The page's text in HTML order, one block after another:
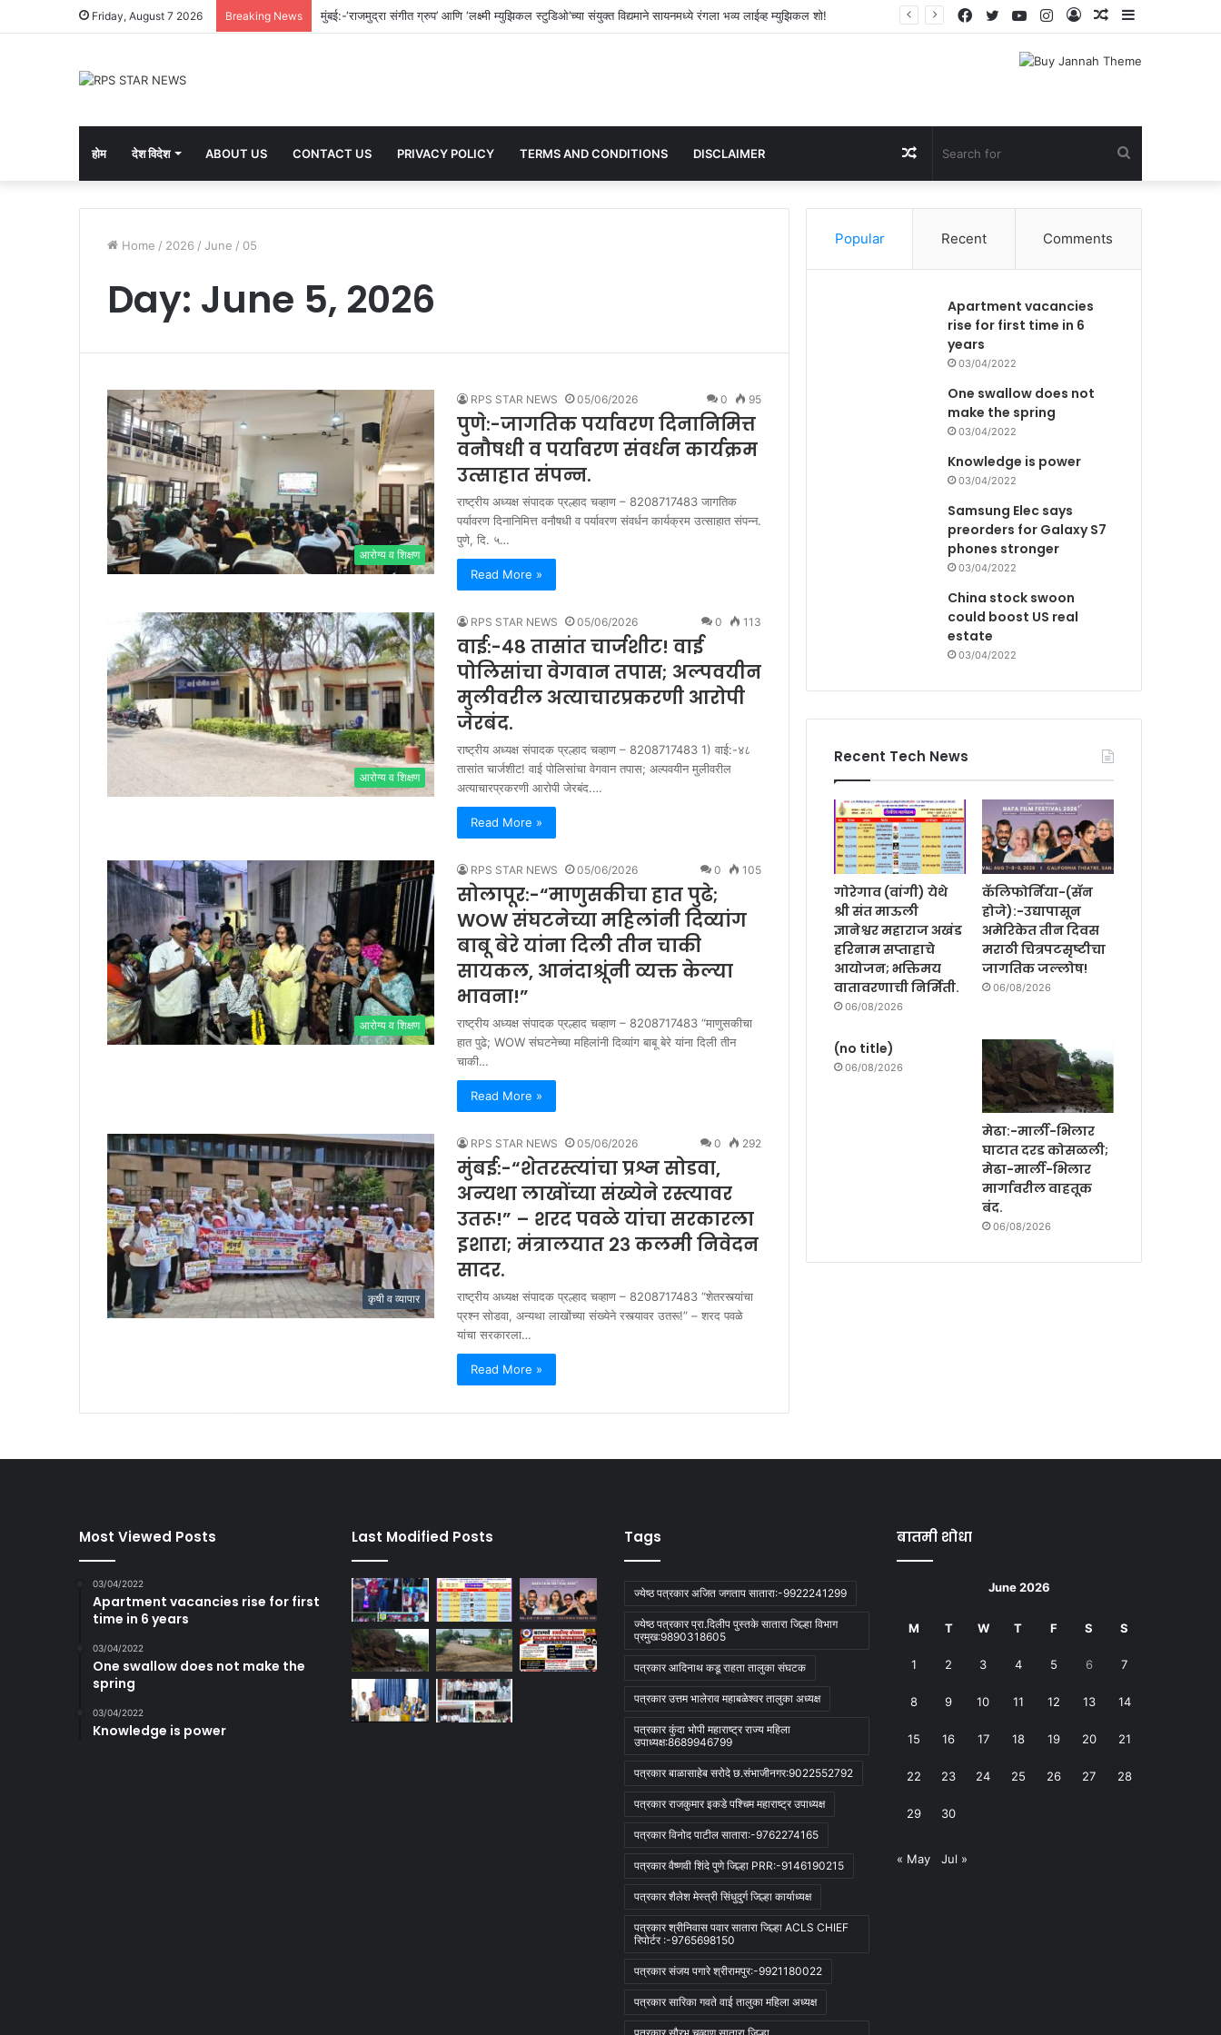
Friday, August 7 2026 Breaking News गोरेगाव (वांगी) येथे श्री संत माऊली ज्ञानेश्वर महाराज अखंड हरिनाम सप्ताहाचे आयोजन; भक्तिमय वातावरणाची निर्मिती. Sidebar
Random
Log
Instagram
YouTube
Twitter
Facebook
होम देश विदेश ABOUT US CONTACT US PRIVACY POLICY TERMS AND CONDITIONS DISCLAIMER
for
Random
Article
Home / 2026 / June / 05
Day: June 5, 2026
आरोग्य व शिक्षण
RPS STAR NEWS 05/06/2026 0 95
पुणे:-जागतिक पर्यावरण दिनानिमित्त
वनौषधी व पर्यावरण संवर्धन कार्यक्रम
उत्साहात संपन्न.
राष्ट्रीय अध्यक्ष संपादक प्रल्हाद चव्हाण – 8208717483 जागतिक
पर्यावरण दिनानिमित्त वनौषधी व पर्यावरण संवर्धन कार्यक्रम उत्साहात संपन्न.
पुणे, दि. ५…
Read More »
आरोग्य व शिक्षण
RPS STAR NEWS 05/06/2026 0 113
वाई:-४८ तासांत चार्जशीट! वाई
पोलिसांचा वेगवान तपास; अल्पवयीन
मुलीवरील अत्याचारप्रकरणी आरोपी
जेरबंद.
राष्ट्रीय अध्यक्ष संपादक प्रल्हाद चव्हाण – 8208717483 1) वाई:-४८
तासांत चार्जशीट! वाई पोलिसांचा वेगवान तपास; अल्पवयीन मुलीवरील
अत्याचारप्रकरणी आरोपी जेरबंद.…
Read More »
आरोग्य व शिक्षण
RPS STAR NEWS 05/06/2026 0 105
सोलापूर:-“माणुसकीचा हात पुढे;
WOW संघटनेच्या महिलांनी दिव्यांग
बाबू बेरे यांना दिली तीन चाकी
सायकल, आनंदाश्रूंनी व्यक्त केल्या
भावना!”
राष्ट्रीय अध्यक्ष संपादक प्रल्हाद चव्हाण – 8208717483 “माणुसकीचा
हात पुढे; WOW संघटनेच्या महिलांनी दिव्यांग बाबू बेरे यांना दिली तीन
चाकी…
Read More »
कृषी व व्यापार
RPS STAR NEWS 05/06/2026 0 292
मुंबई:-“शेतरस्त्यांचा प्रश्न सोडवा,
अन्यथा लाखोंच्या संख्येने रस्त्यावर
उतरू!” – शरद पवळे यांचा सरकारला
इशारा; मंत्रालयात २३ कलमी निवेदन
सादर.
राष्ट्रीय अध्यक्ष संपादक प्रल्हाद चव्हाण – 8208717483 “शेतरस्त्यांचा
प्रश्न सोडवा, अन्यथा लाखोंच्या संख्येने रस्त्यावर उतरू!” – शरद पवळे
यांचा सरकारला…
Read More »
Popular Recent Comments
Apartment vacancies
rise for first time in 6
years
03/04/2022
One swallow does not
make the spring
03/04/2022
Knowledge is power
03/04/2022
Samsung Elec says
preorders for Galaxy S7
phones stronger
03/04/2022
China stock swoon
could boost US real
estate
03/04/2022
Recent Tech News
गोरेगाव (वांगी) येथे
श्री संत माऊली
ज्ञानेश्वर महाराज अखंड
हरिनाम सप्ताहाचे
आयोजन; भक्तिमय
वातावरणाची निर्मिती.
06/08/2026
कॅलिफोर्निया-(सॅन
होजे):-उद्यापासून
अमेरिकेत तीन दिवस
मराठी चित्रपटसृष्टीचा
जागतिक जल्लोष!
06/08/2026
(no title)
06/08/2026
मेढा:-मार्ली-भिलार
घाटात दरड कोसळली;
मेढा-मार्ली-भिलार
मार्गावरील वाहतूक
बंद.
06/08/2026
Most Viewed Posts
03/04/2022
Apartment vacancies rise for first
time in 6 years
03/04/2022
One swallow does not make the
spring
03/04/2022
Knowledge is power
Last Modified Posts Tags
ज्येष्ठ पत्रकार अजित जगताप सातारा:-9922241299
ज्येष्ठ पत्रकार प्रा.दिलीप पुस्तके सातारा जिल्हा विभाग
प्रमुख:9890318605
पत्रकार आदिनाथ कडू राहता तालुका संघटक
पत्रकार उत्तम भालेराव महाबळेश्वर तालुका अध्यक्ष
पत्रकार कुंदा भोपी महाराष्ट्र राज्य महिला
उपाध्यक्ष:8689946799
पत्रकार बाळासाहेब सरोदे छ.संभाजीनगर:9022552792
पत्रकार राजकुमार इकडे पश्चिम महाराष्ट्र उपाध्यक्ष
पत्रकार विनोद पाटील सातारा:-9762274165
पत्रकार वैष्णवी शिंदे पुणे जिल्हा PRR:-9146190215
पत्रकार शैलेश मेस्त्री सिंधुदुर्ग जिल्हा कार्याध्यक्ष
पत्रकार श्रीनिवास पवार सातारा जिल्हा ACLS CHIEF
रिपोर्टर :-9765698150
पत्रकार संजय पगारे श्रीरामपुर:-9921180022
पत्रकार सारिका गवते वाई तालुका महिला अध्यक्ष
बातमी शोधा
June 2026
M T W T F S S
1 2 3 4 5 6 7
8 9 10 11 12 13 14
15 16 17 18 19 20 21
22 23 24 25 26 27 28
29 30
« May Jul »